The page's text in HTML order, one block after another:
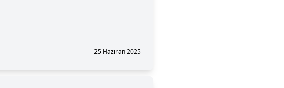
25 Haziran 2025